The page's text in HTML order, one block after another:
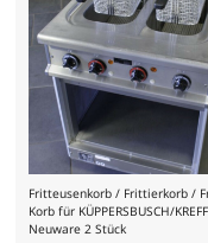
Fritteusenkorb / Frittierkorb /
Korb für KÜPPERSBUSCH/
Neuware 2 Stück